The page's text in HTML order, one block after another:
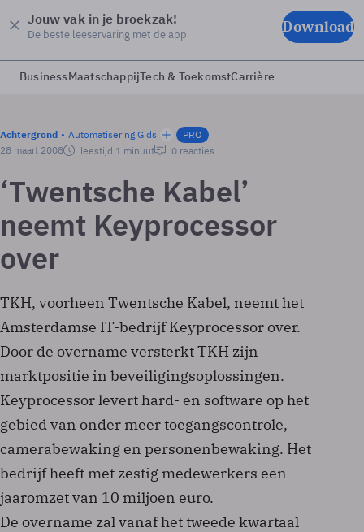
Jouw vak in je broekzak!
De beste leeservaring met de app Download
BusinessMaatschappijTech & ToekomstCarrière
Achtergrond Automatisering Gids
PRO
28 maart 2008
leestijd 1 minuut 0 reacties
‘Twentsche Kabel’
neemt Keyprocessor
over
TKH, voorheen Twentsche Kabel, neemt het
Amsterdamse IT-bedrijf Keyprocessor over.
Door de overname versterkt TKH zijn
marktpositie in beveiligingsoplossingen.
Keyprocessor levert hard- en software op het
gebied van onder meer toegangscontrole,
camerabewaking en personenbewaking. Het
bedrijf heeft met zestig medewerkers een
jaaromzet van 10 miljoen euro.
De overname zal vanaf het tweede kwartaal